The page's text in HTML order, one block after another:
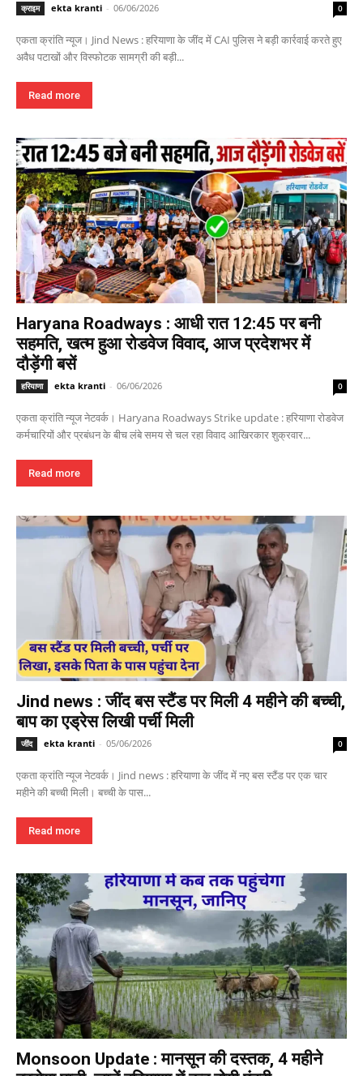
क्राइम ekta kranti - 06/06/2026 0
एकता क्रांति न्यूज। Jind News : हरियाणा के जींद में CAI पुलिस ने बड़ी कार्रवाई करते हुए
अवैध पटाखों और विस्फोटक सामग्री की बड़ी...
Read more
Haryana Roadways : आधी रात 12:45 पर बनी
सहमति, खत्म हुआ रोडवेज विवाद, आज प्रदेशभर में
दौड़ेंगी बसें
हरियाणा ekta kranti - 06/06/2026 0
एकता क्रांति न्यूज नेटवर्क। Haryana Roadways Strike update : हरियाणा रोडवेज
कर्मचारियों और प्रबंधन के बीच लंबे समय से चल रहा विवाद आखिरकार शुक्रवार...
Read more
Jind news : जींद बस स्टैंड पर मिली 4 महीने की बच्ची,
बाप का एड्रेस लिखी पर्ची मिली
जींद ekta kranti - 05/06/2026 0
एकता क्रांति न्यूज नेटवर्क। Jind news : हरियाणा के जींद में नए बस स्टैंड पर एक चार
महीने की बच्ची मिली। बच्ची के पास...
Read more
Monsoon Update : मानसून की दस्तक, 4 महीने